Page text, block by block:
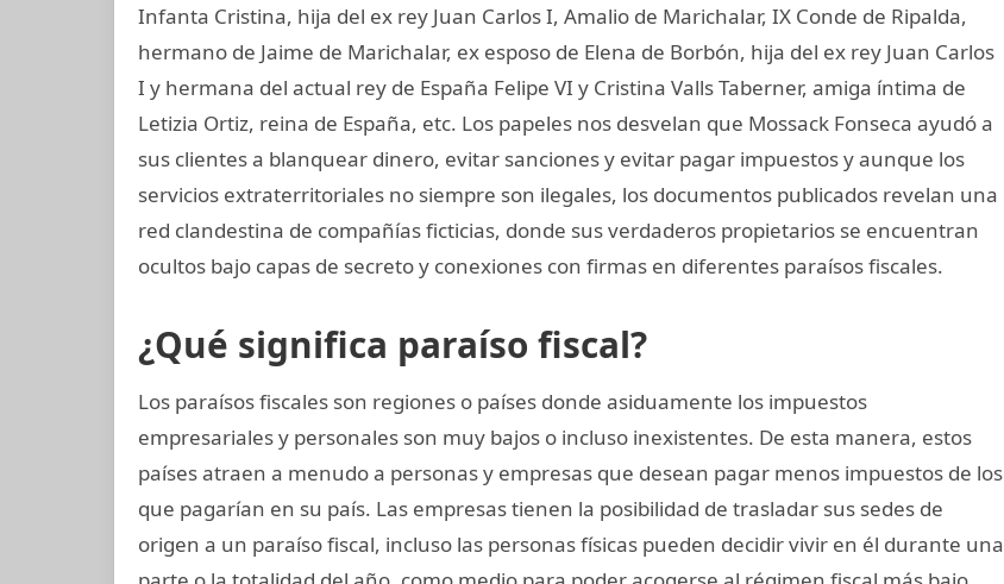
Infanta Cristina, hija del ex rey Juan Carlos I, Amalio de Marichalar, IX Conde de Ripalda,
hermano de Jaime de Marichalar, ex esposo de Elena de Borbón, hija del ex rey Juan Carlos
I y hermana del actual rey de España Felipe VI y Cristina Valls Taberner, amiga íntima de
Letizia Ortiz, reina de España, etc. Los papeles nos desvelan que Mossack Fonseca ayudó a
sus clientes a blanquear dinero, evitar sanciones y evitar pagar impuestos y aunque los
servicios extraterritoriales no siempre son ilegales, los documentos publicados revelan una
red clandestina de compañías ficticias, donde sus verdaderos propietarios se encuentran
ocultos bajo capas de secreto y conexiones con firmas en diferentes paraísos fiscales.
¿Qué significa paraíso fiscal?
Los paraísos fiscales son regiones o países donde asiduamente los impuestos
empresariales y personales son muy bajos o incluso inexistentes. De esta manera, estos
países atraen a menudo a personas y empresas que desean pagar menos impuestos de los
que pagarían en su país. Las empresas tienen la posibilidad de trasladar sus sedes de
origen a un paraíso fiscal, incluso las personas físicas pueden decidir vivir en él durante una